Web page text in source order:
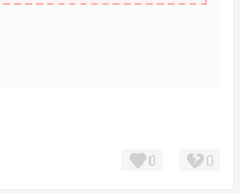
0 0